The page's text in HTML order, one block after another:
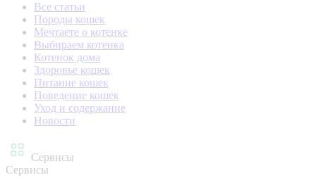
Все статьи
Породы кошек
Мечтаете о котенке
Выбираем котенка
Котенок дома
Здоровье кошек
Питание кошек
Поведение кошек
Уход и содержание
Новости
Сервисы
Сервисы